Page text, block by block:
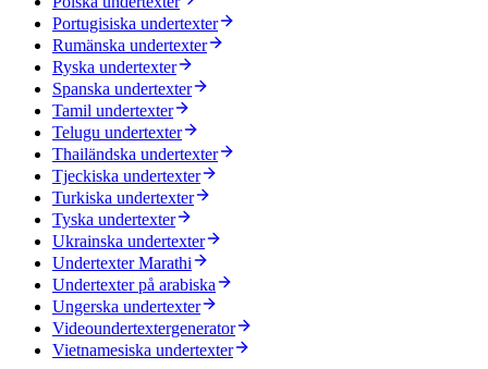
Portugisiska undertexter
Rumänska undertexter
Ryska undertexter
Spanska undertexter
Tamil undertexter
Telugu undertexter
Thailändska undertexter
Tjeckiska undertexter
Turkiska undertexter
Tyska undertexter
Ukrainska undertexter
Undertexter Marathi
Undertexter på arabiska
Ungerska undertexter
Videoundertextergenerator
Vietnamesiska undertexter